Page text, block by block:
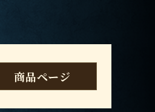
商品ページ